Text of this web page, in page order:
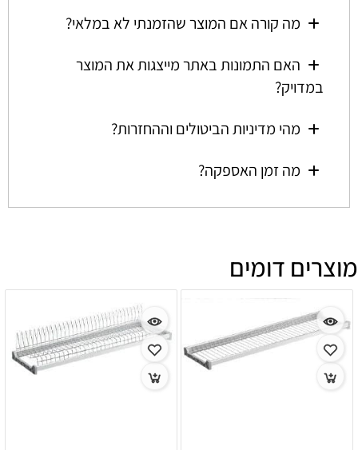
מה קורה אם המוצר שהזמנתי לא במלאי?
האם התמונות באתר מייצגות את המוצר
במדויק?
מהי מדיניות הביטולים וההחזרות?
מה זמן האספקה?
מוצרים דומים